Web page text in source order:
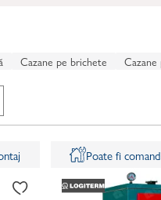
Cazane pe brichete
Poate fi